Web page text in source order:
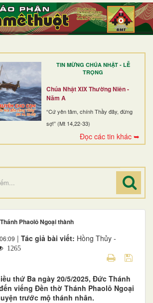
TIN MỪNG CHÚA NHẬT - LỄ
TRỌNG
Chúa Nhật XIX Thường Niên -
Năm A
“Cứ yên tâm, chính Thầy đây, đừng
sợ!” (Mt 14,22-33)
Đọc các tin khác ➥
Phaolô Ngoại thành
| Tác giả bài viết: Hồng Thủy -
1265
thứ Ba ngày 20/5/2025, Đức Thánh
viếng Đền thờ Thánh Phaolô Ngoại
trước mộ thánh nhân.